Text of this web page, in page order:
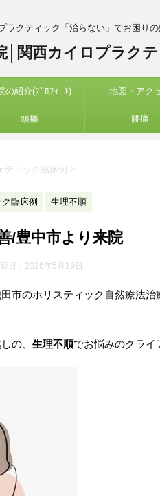
ラクティック「治らない」でお困り
│関西カイロプラク
の紹介(ﾌﾟﾛﾌｨｰﾙ) 地図・アク
頭痛 腰痛
ティック臨床例 >
臨床例 生理不順
/豊中市より来院
日： 2026年5月19日
市のホリスティック自然療法
の、 生理不順でお悩みのクライ